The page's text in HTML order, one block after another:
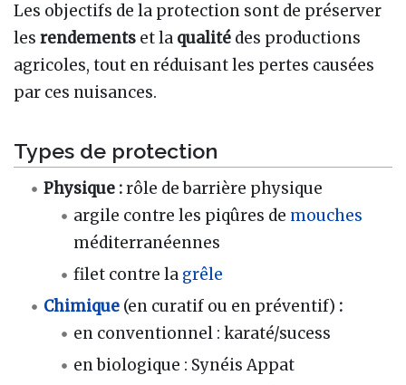
Les objectifs de la protection sont de préserver
les rendements et la qualité des productions
agricoles, tout en réduisant les pertes causées
par ces nuisances.
Types de protection
Physique :rôle de barrière physique
argile contre les piqûres de mouches
méditerranéennes
filet contre la grêle
Chimique (en curatif ou en préventif) :
en conventionnel : karaté/sucess
en biologique : Synéis Appat